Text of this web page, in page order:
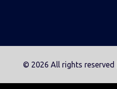
© 2026 All rights reserved |